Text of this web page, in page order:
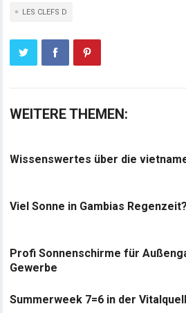
LES CLEFS D
WEITERE THEMEN:
Wissenswertes über die
Viel Sonne in Gambias Regenzeit?
Profi Sonnenschirme für
Gewerbe
Summerweek 7=6 in der